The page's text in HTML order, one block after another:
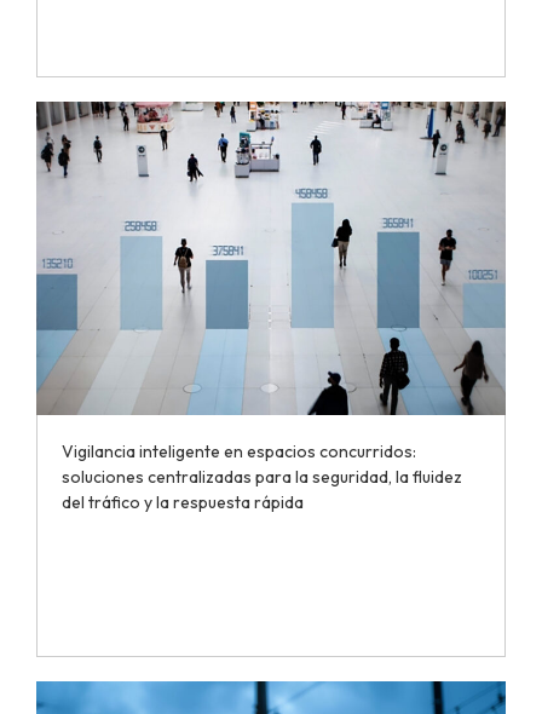
Vigilancia inteligente en espacios concurridos:
soluciones centralizadas para la seguridad, la fluidez
del tráfico y la respuesta rápida